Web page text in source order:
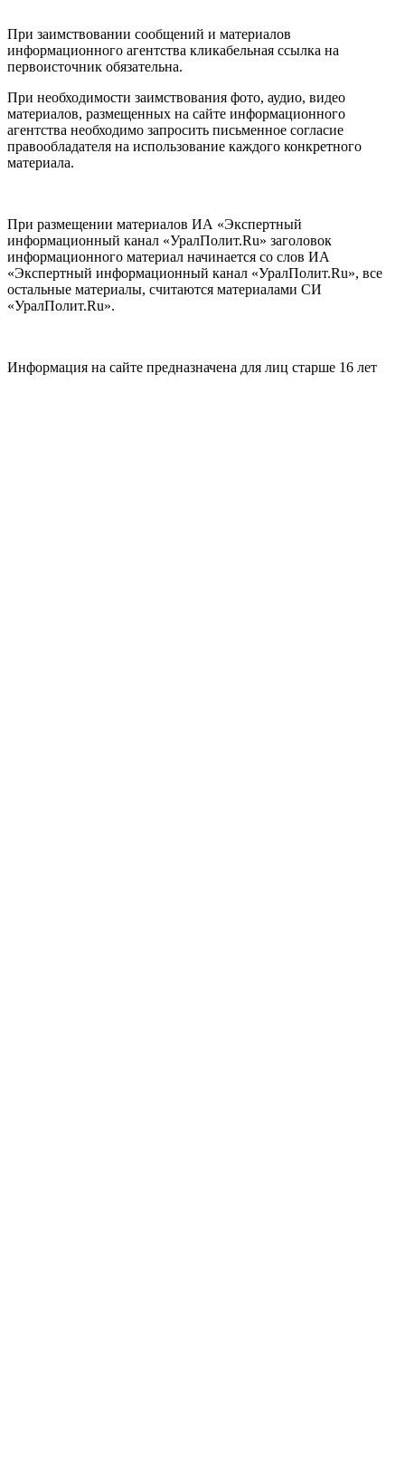
При заимствовании сообщений и материалов
информационного агентства кликабельная ссылка на
первоисточник обязательна.
При необходимости заимствования фото, аудио, видео
материалов, размещенных на сайте информационного
агентства необходимо запросить письменное согласие
правообладателя на использование каждого конкретного
материала.
При размещении материалов ИА «Экспертный
информационный канал «УралПолит.Ru» заголовок
информационного материал начинается со слов ИА
«Экспертный информационный канал «УралПолит.Ru», все
остальные материалы, считаются материалами СИ
«УралПолит.Ru».
Информация на сайте предназначена для лиц старше 16 лет